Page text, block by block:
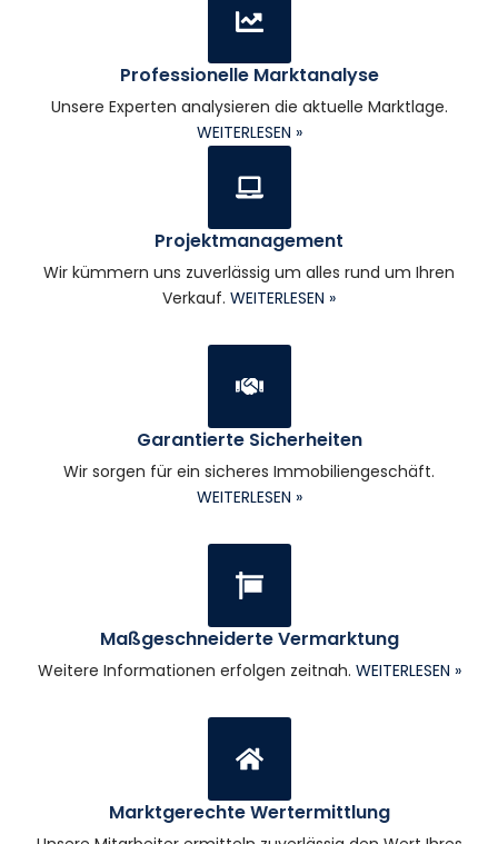
Professionelle Marktanalyse
Unsere Experten analysieren die aktuelle Marktlage.
WEITERLESEN »
Projektmanagement
Wir kümmern uns zuverlässig um alles rund um Ihren
Verkauf. WEITERLESEN »
Garantierte Sicherheiten
Wir sorgen für ein sicheres Immobiliengeschäft.
WEITERLESEN »
Maßgeschneiderte Vermarktung
Weitere Informationen erfolgen zeitnah. WEITERLESEN »
Marktgerechte Wertermittlung